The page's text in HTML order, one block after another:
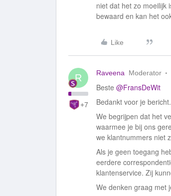
niet dat het zo moeilijk
bewaard en kan het
Like
R
+7
Raveena Moderator
Beste ​ @FransDeWit
Bedankt voor je bericht.
We begrijpen dat het
waarmee je bij ons
we klantnummers niet
Als je geen toegang
eerdere
klantenservice. Zij
We denken graag met